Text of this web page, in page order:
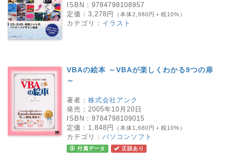
ISBN： 9784798108957
定価： 3,278円 （本体2,980円＋税10%）
カテゴリ： イラスト
VBAの絵本 ～VBAが楽しくわかる9つの扉
～
著者： 株式会社アンク
発売： 2005年10月20日
ISBN： 9784798109015
定価： 1,848円 （本体1,680円＋税10%）
カテゴリ： パソコンソフト
付属データ 正誤あり